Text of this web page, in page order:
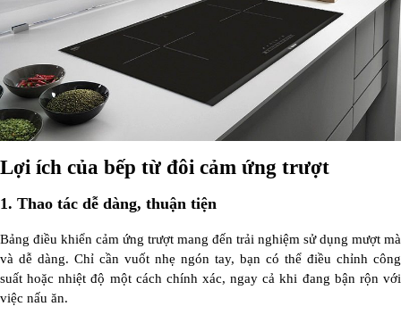
Lợi ích của bếp từ đôi cảm ứng trượt
1. Thao tác dễ dàng, thuận tiện
Bảng điều khiển cảm ứng trượt mang đến trải nghiệm sử dụng mượt mà
và dễ dàng. Chỉ cần vuốt nhẹ ngón tay, bạn có thể điều chỉnh công
suất hoặc nhiệt độ một cách chính xác, ngay cả khi đang bận rộn với
việc nấu ăn.